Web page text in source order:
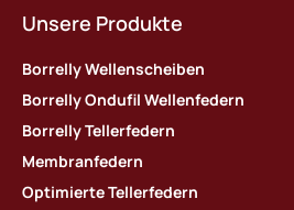
Unsere Produkte
Borrelly Wellenscheiben
Borrelly Ondufil Wellenfedern
Borrelly Tellerfedern
Membranfedern
Optimierte Tellerfedern